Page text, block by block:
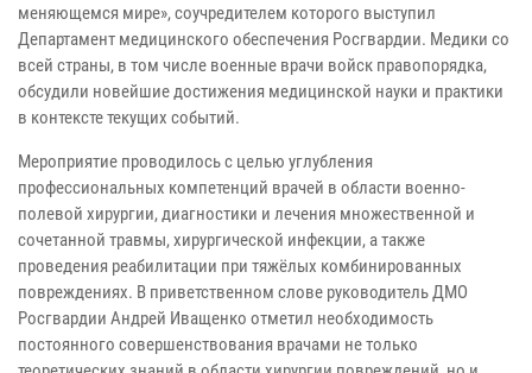
меняющемся мире», соучредителем которого выступил
Департамент медицинского обеспечения Росгвардии. Медики со
всей страны, в том числе военные врачи войск правопорядка,
обсудили новейшие достижения медицинской науки и практики
в контексте текущих событий.
Мероприятие проводилось с целью углубления
профессиональных компетенций врачей в области военно-
полевой хирургии, диагностики и лечения множественной и
сочетанной травмы, хирургической инфекции, а также
проведения реабилитации при тяжёлых комбинированных
повреждениях. В приветственном слове руководитель ДМО
Росгвардии Андрей Иващенко отметил необходимость
постоянного совершенствования врачами не только